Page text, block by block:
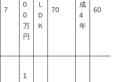
7
0
0
万
円
Ｌ
Ｄ
Ｋ
70
成
4
年
60
1